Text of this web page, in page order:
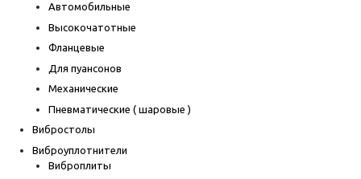
Автомобильные
Высокочатотные
Фланцевые
Для пуансонов
Механические
Пневматические ( шаровые )
Вибростолы
Виброуплотнители
Виброплиты